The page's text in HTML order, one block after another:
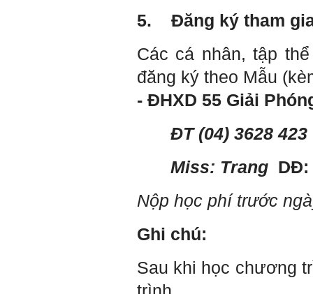
5.
Đăng ký tham
Các cá nhân, tập
đăng ký theo Mẫu
- ĐHXD 55 Giải
ĐT(04) 3628 423
Miss: Trang DĐ:
Nộp học phí trước
Ghi chú:
Sau khi học chương